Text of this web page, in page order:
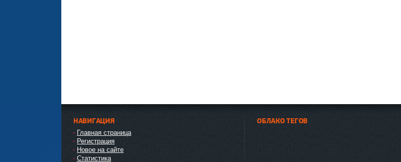
НАВИГАЦИЯ
Главная страница
Регистрация
Новое на сайте
Статистика
ОБЛАКО ТЕГОВ